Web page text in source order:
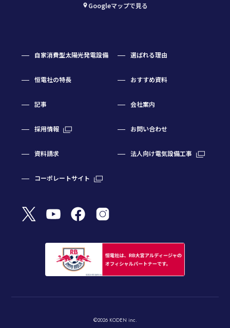
Googleマップで見る
自家消費型太陽光発電設備 選ばれる理由
恒電社の特長 おすすめ資料
記事 会社案内
採用情報 お問い合わせ
資料請求 法人向け電気設備工事
コーポレートサイト
©2026 KODEN inc.